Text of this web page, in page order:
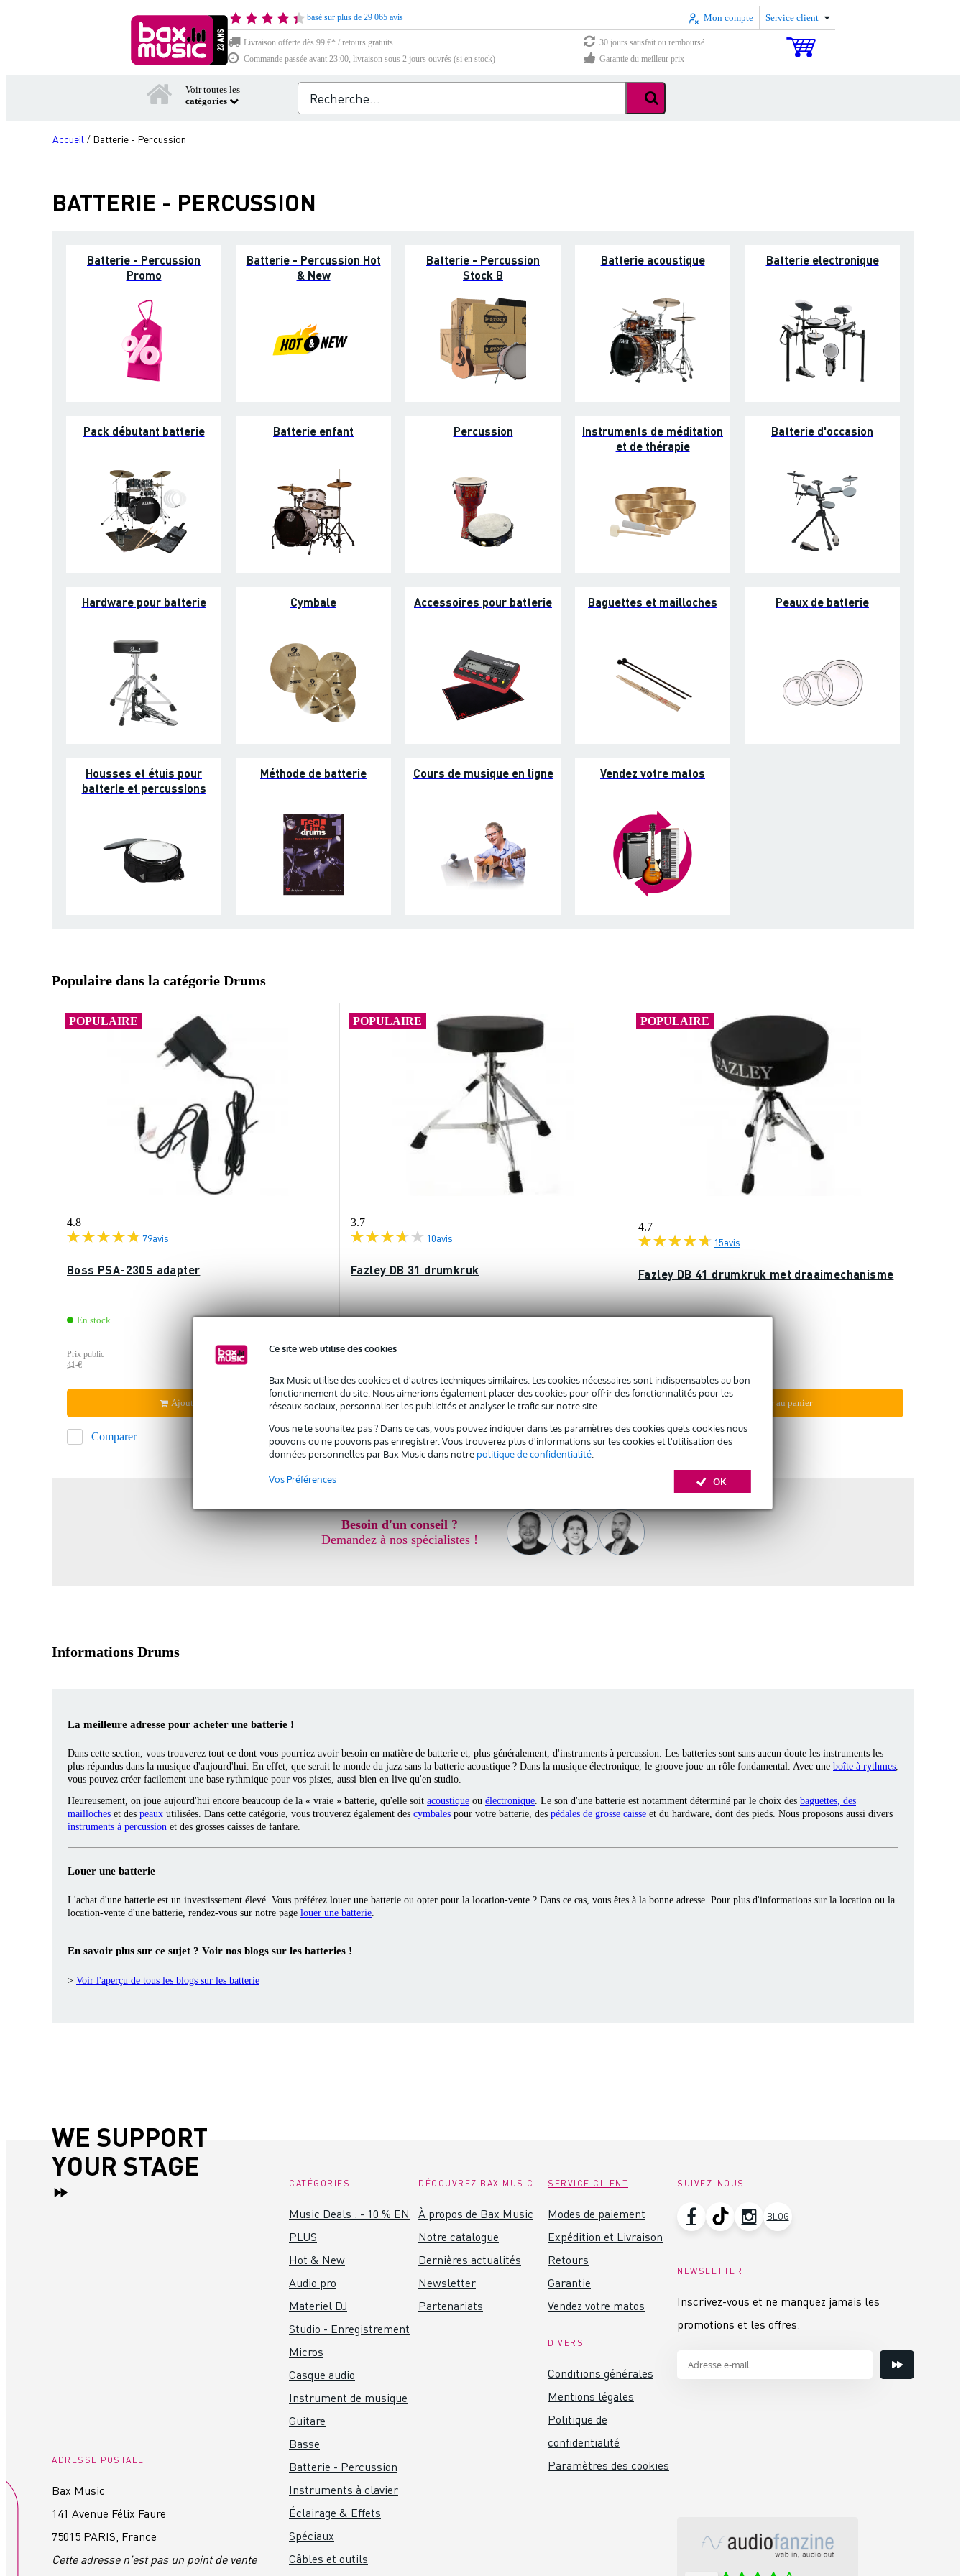
Ce site web utilise des cookies
Bax Music utilise des cookies et d'autres techniques similaires. Les cookies nécessaires sont indispensables au bon
fonctionnement du site. Nous aimerions également placer des cookies pour offrir des fonctionnalités pour les
réseaux sociaux, personnaliser les publicités et analyser le trafic sur notre site.
Vous ne le souhaitez pas ? Dans ce cas, vous pouvez indiquer dans les paramètres des cookies quels cookies nous
pouvons ou ne pouvons pas enregistrer. Vous trouverez plus d'informations sur les cookies et l'utilisation des
données personnelles par Bax Music dans notrepolitique de confidentialité.
OK
Vos Préférences
basé sur plus de 29 065 avis Mon compte Service client
Livraison offerte dès 99 €* / retours gratuits
30 jours satisfait ou remboursé
Commande passée avant 23:00, livraison sous 2 jours ouvrés (si en stock)
Garantie du meilleur prix
Voir toutes les
catégories
Accueil / Batterie - Percussion
BATTERIE - PERCUSSION
Batterie - Percussion
Promo
Batterie - Percussion Hot
& New
Batterie - Percussion
Stock B
Batterie acoustique Batterie electronique
Pack débutant batterie Batterie enfant Percussion
Instruments de méditation
et de thérapie
Batterie d'occasion
Hardware pour batterie Cymbale Accessoires pour batterie Baguettes et mailloches Peaux de batterie
Housses et étuis pour
batterie et percussions
Méthode de batterie Cours de musique en ligne Vendez votre matos
Populaire dans la catégorie Drums
POPULAIRE
4.8
79avis
Boss PSA-230S adapter
En stock
Prix public
41 €
35 €
Comparer
Ajouter au panier
POPULAIRE
3.7
10avis
Fazley DB 31 drumkruk
En stock
Prix public
Comparer
Ajouter au panier
POPULAIRE
4.7
15avis
Fazley DB 41 drumkruk met draaimechanisme
Comparer
Ajouter au panier
Besoin d'un conseil ?
Demandez à nos spécialistes !
Informations Drums
La meilleure adresse pour acheter une batterie !
Dans cette section, vous trouverez tout ce dont vous pourriez avoir besoin en matière de batterie et, plus généralement, d'instruments à percussion. Les batteries sont sans aucun doute les instruments les
plus répandus dans la musique d'aujourd'hui. En effet, que serait le monde du jazz sans la batterie acoustique ? Dans la musique électronique, le groove joue un rôle fondamental. Avec une boîte à rythmes,
vous pouvez créer facilement une base rythmique pour vos pistes, aussi bien en live qu'en studio.
Heureusement, on joue aujourd'hui encore beaucoup de la « vraie » batterie, qu'elle soit acoustique ou électronique. Le son d'une batterie est notamment déterminé par le choix des baguettes, des
mailloches et des peaux utilisées. Dans cette catégorie, vous trouverez également des cymbales pour votre batterie, des pédales de grosse caisse et du hardware, dont des pieds. Nous proposons aussi divers
instruments à percussion et des grosses caisses de fanfare.
Louer une batterie
L'achat d'une batterie est un investissement élevé. Vous préférez louer une batterie ou opter pour la location-vente ? Dans ce cas, vous êtes à la bonne adresse. Pour plus d'informations sur la location ou la
location-vente d'une batterie, rendez-vous sur notre page louer une batterie.
En savoir plus sur ce sujet ? Voir nos blogs sur les batteries !
> Voir l'aperçu de tous les blogs sur les batterie
WE SUPPORT
YOUR STAGE
ADRESSE POSTALE
Bax Music
141 Avenue Félix Faure
75015 PARIS, France
Cette adresse n'est pas un point de vente
CATÉGORIES
Music Deals : - 10 % EN
PLUS
Hot & New
Audio pro
Materiel DJ
Studio - Enregistrement
Micros
Casque audio
Instrument de musique
Guitare
Basse
Batterie - Percussion
Instruments à clavier
Éclairage & Effets
Spéciaux
Câbles et outils
DÉCOUVREZ BAX MUSIC
À propos de Bax Music
Notre catalogue
Dernières actualités
Newsletter
Partenariats
SERVICE CLIENT
Modes de paiement
Expédition et Livraison
Retours
Garantie
Vendez votre matos
DIVERS
Conditions générales
Mentions légales
Politique de
confidentialité
Paramètres des cookies
SUIVEZ-NOUS
BLOG
NEWSLETTER
Inscrivez-vous et ne manquez jamais les
promotions et les offres.